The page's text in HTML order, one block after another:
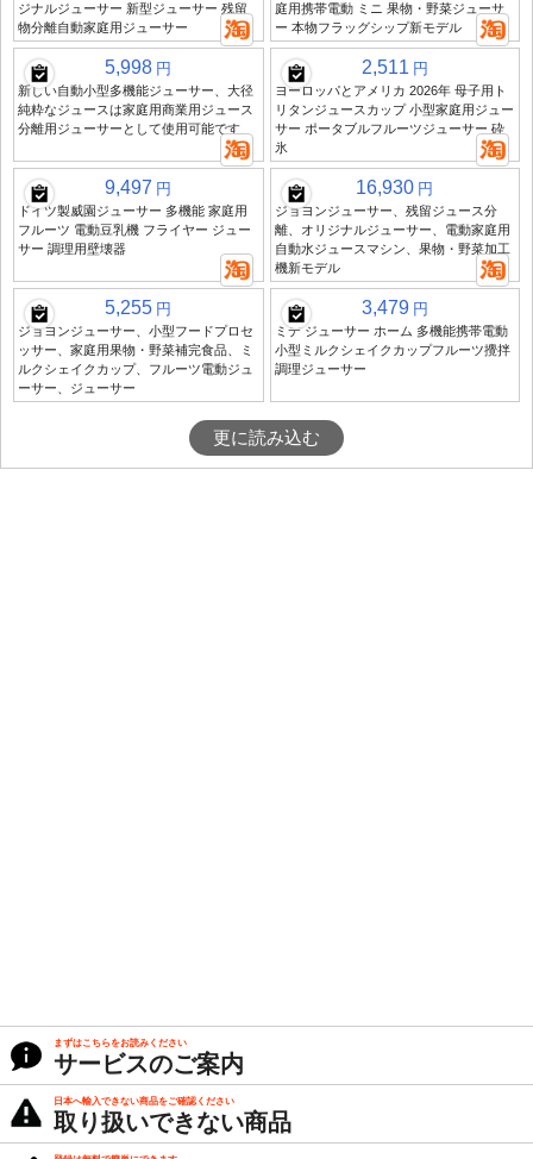
ジナルジューサー 新型ジューサー 残留
物分離自動家庭用ジューサー
庭用携帯電動 ミニ 果物・野菜ジューサ
ー 本物フラッグシップ新モデル
5,998 円
新しい自動小型多機能ジューサー、大径
純粋なジュースは家庭用商業用ジュース
分離用ジューサーとして使用可能です
2,511 円
ヨーロッパとアメリカ 2026年 母子用ト
リタンジュースカップ 小型家庭用ジュー
サー ポータブルフルーツジューサー 砕
氷
9,497 円
ドイツ製威園ジューサー 多機能 家庭用
フルーツ 電動豆乳機 フライヤー ジュー
サー 調理用壁壊器
16,930 円
ジョヨンジューサー、残留ジュース分
離、オリジナルジューサー、電動家庭用
自動水ジュースマシン、果物・野菜加工
機新モデル
5,255 円
ジョヨンジューサー、小型フードプロセ
ッサー、家庭用果物・野菜補完食品、ミ
ルクシェイクカップ、フルーツ電動ジュ
ーサー、ジューサー
3,479 円
ミデ ジューサー ホーム 多機能携帯電動
小型ミルクシェイクカップフルーツ攪拌
調理ジューサー
更に読み込む
まずはこちらをお読みください
サービスのご案内
日本へ輸入できない商品をご確認ください
取り扱いできない商品